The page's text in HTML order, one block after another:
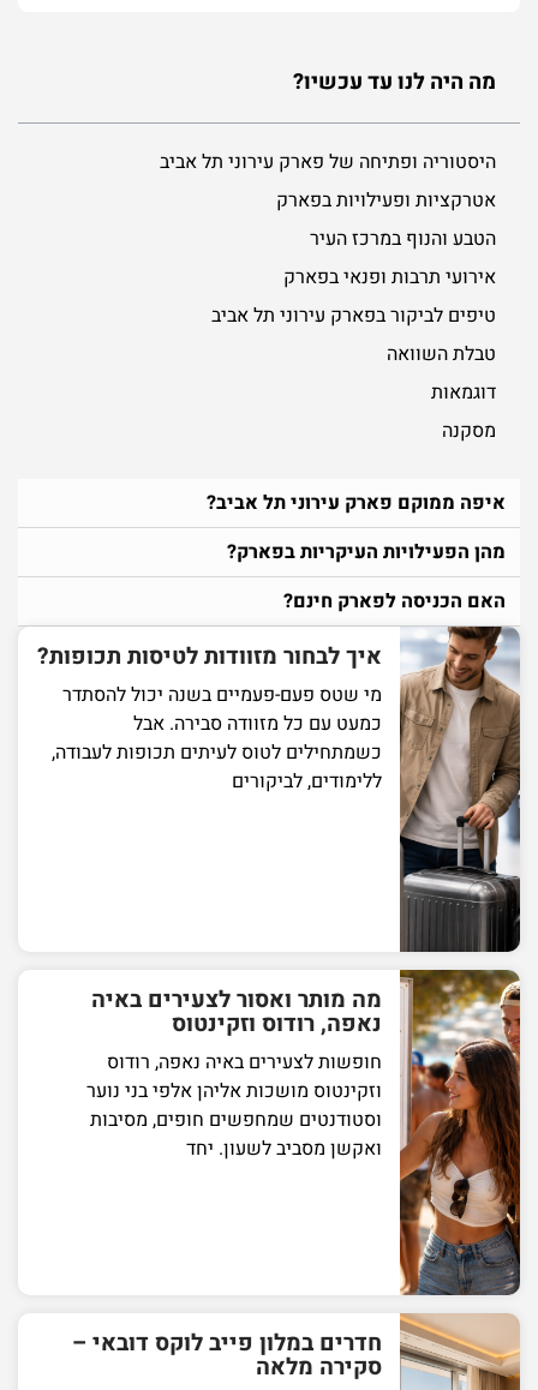
מה היה לנו עד עכשיו?
היסטוריה ופתיחה של פארק עירוני תל אביב
אטרקציות ופעילויות בפארק
הטבע והנוף במרכז העיר
אירועי תרבות ופנאי בפארק
טיפים לביקור בפארק עירוני תל אביב
טבלת השוואה
דוגמאות
מסקנה
איפה ממוקם פארק עירוני תל אביב?
מהן הפעילויות העיקריות בפארק?
האם הכניסה לפארק חינם?
איך לבחור מזוודות לטיסות תכופות?
מי שטס פעם-פעמיים בשנה יכול להסתדר
כמעט עם כל מזוודה סבירה. אבל
כשמתחילים לטוס לעיתים תכופות לעבודה,
ללימודים, לביקורים
מה מותר ואסור לצעירים באיה
נאפה, רודוס וזקינטוס
חופשות לצעירים באיה נאפה, רודוס
וזקינטוס מושכות אליהן אלפי בני נוער
וסטודנטים שמחפשים חופים, מסיבות
ואקשן מסביב לשעון. יחד
חדרים במלון פייב לוקס דובאי –
סקירה מלאה